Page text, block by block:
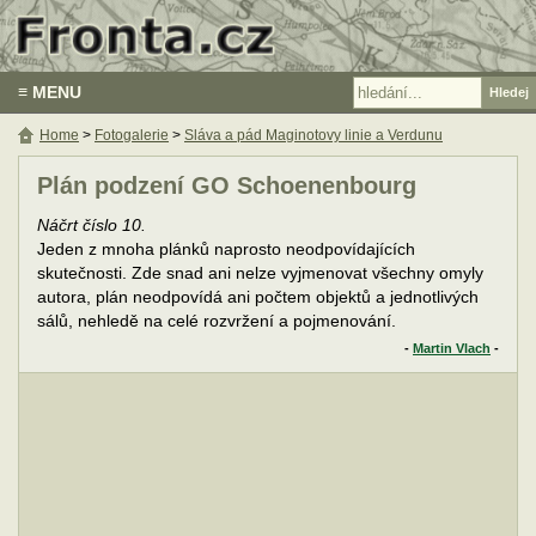
≡ MENU
Plán podzení GO Schoenenbourg
Náčrt číslo 10.
Jeden z mnoha plánků naprosto neodpovídajících
skutečnosti. Zde snad ani nelze vyjmenovat všechny omyly
autora, plán neodpovídá ani počtem objektů a jednotlivých
sálů, nehledě na celé rozvržení a pojmenování.
- Martin Vlach -
Home > Fotogalerie > Sláva a pád Maginotovy linie a Verdunu